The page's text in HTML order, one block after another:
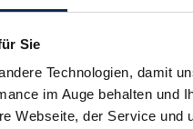
Sie
Technologien, damit
im Auge behalten und
Webseite, der Service